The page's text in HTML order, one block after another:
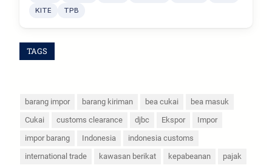
KITE
TPB
TAGS
barang impor barang kiriman bea cukai
bea masuk
Cukai
customs clearance djbc Ekspor
Impor
impor barang
Indonesia
indonesia customs
international trade
kawasan berikat kepabeanan
pajak